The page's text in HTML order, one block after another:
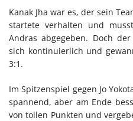
Kanak Jha war es, der sein
startete verhalten und
Andras abgegeben. Doch
sich kontinuierlich und
3:1.
Im Spitzenspiel gegen Jo
spannend, aber am Ende
von tollen Punkten und